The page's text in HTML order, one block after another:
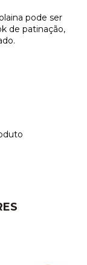
pode ser
de patinação,